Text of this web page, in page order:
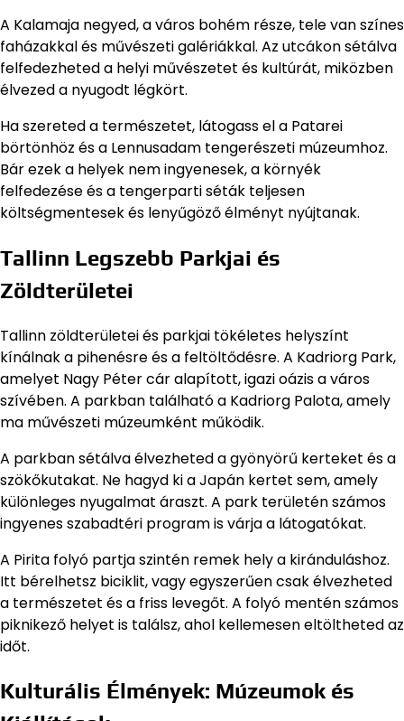
A Kalamaja negyed, a város bohém része, tele van színes
faházakkal és művészeti galériákkal. Az utcákon sétálva
felfedezheted a helyi művészetet és kultúrát, miközben
élvezed a nyugodt légkört.
Ha szereted a természetet, látogass el a Patarei
börtönhöz és a Lennusadam tengerészeti múzeumhoz.
Bár ezek a helyek nem ingyenesek, a környék
felfedezése és a tengerparti séták teljesen
költségmentesek és lenyűgöző élményt nyújtanak.
Tallinn Legszebb Parkjai és
Zöldterületei
Tallinn zöldterületei és parkjai tökéletes helyszínt
kínálnak a pihenésre és a feltöltődésre. A Kadriorg Park,
amelyet Nagy Péter cár alapított, igazi oázis a város
szívében. A parkban található a Kadriorg Palota, amely
ma művészeti múzeumként működik.
A parkban sétálva élvezheted a gyönyörű kerteket és a
szökőkutakat. Ne hagyd ki a Japán kertet sem, amely
különleges nyugalmat áraszt. A park területén számos
ingyenes szabadtéri program is várja a látogatókat.
A Pirita folyó partja szintén remek hely a kiránduláshoz.
Itt bérelhetsz biciklit, vagy egyszerűen csak élvezheted
a természetet és a friss levegőt. A folyó mentén számos
piknikező helyet is találsz, ahol kellemesen eltöltheted az
időt.
Kulturális Élmények: Múzeumok és